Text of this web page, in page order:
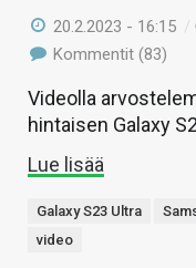
20.2.2023 - 16:15 /
Kommentit (83)
Videolla
hintaisen Galaxy
Lue lisää
Galaxy S23 Ultra
video